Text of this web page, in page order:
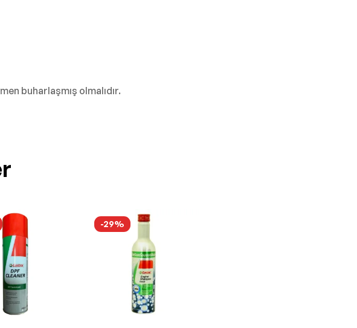
buharlaşmış olmalıdır.
-29%